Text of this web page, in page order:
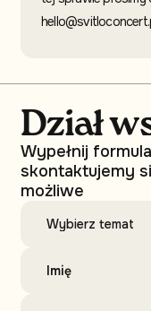
Dział
Wypełnij
skontaktujemy
możliwe